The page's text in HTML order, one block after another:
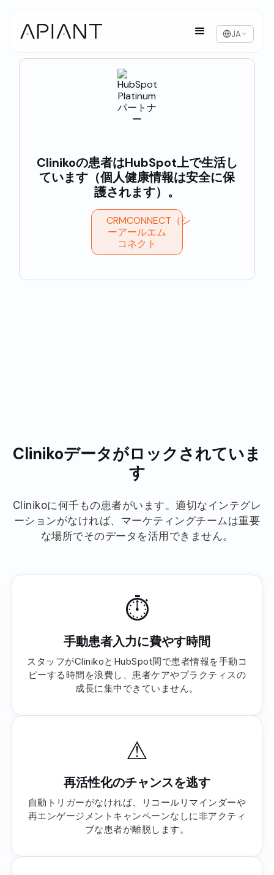
JA
Clinikoの患者はHubSpot上で生活し
ています（個人健康情報は安全に保
護されます）。
CRMCONNECT（シ
ーアールエム
コネクト
Clinikoデータがロックされていま
す
Clinikoに何千もの患者がいます。適切なインテグレ
ーションがなければ、マーケティングチームは重要
な場所でそのデータを活用できません。
⏱
手動患者入力に費やす時間
スタッフがClinikoとHubSpot間で患者情報を手動コ
ピーする時間を浪費し、患者ケアやプラクティスの
成長に集中できていません。
⚠
再活性化のチャンスを逃す
自動トリガーがなければ、リコールリマインダーや
再エンゲージメントキャンペーンなしに非アクティ
ブな患者が離脱します。